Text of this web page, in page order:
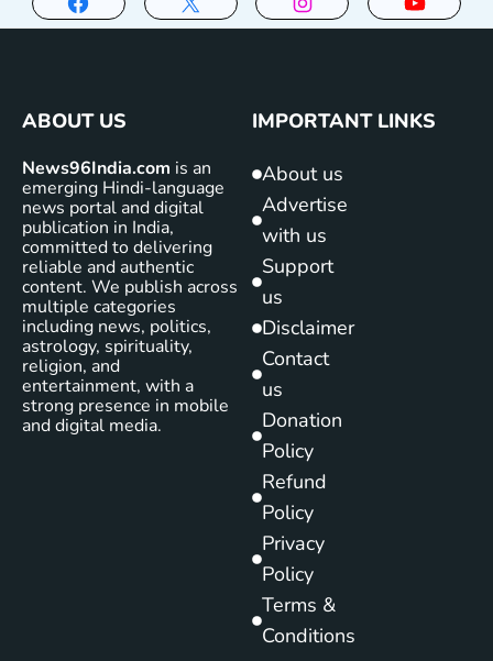
ABOUT US
News96India.com is an
emerging Hindi-language
news portal and digital
publication in India,
committed to delivering
reliable and authentic
content. We publish across
multiple categories
including news, politics,
astrology, spirituality,
religion, and
entertainment, with a
strong presence in mobile
and digital media.
IMPORTANT LINKS
About us
Advertise
with us
Support
us
Disclaimer
Contact
us
Donation
Policy
Refund
Policy
Privacy
Policy
Terms &
Conditions